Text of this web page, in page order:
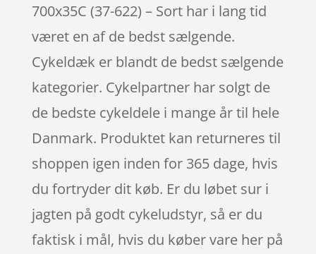
700x35C (37-622) – Sort har i lang tid
været en af de bedst sælgende.
Cykeldæk er blandt de bedst sælgende
kategorier. Cykelpartner har solgt de
de bedste cykeldele i mange år til hele
Danmark. Produktet kan returneres til
shoppen igen inden for 365 dage, hvis
du fortryder dit køb. Er du løbet sur i
jagten på godt cykeludstyr, så er du
faktisk i mål, hvis du køber vare her på